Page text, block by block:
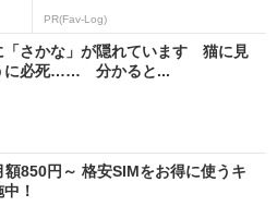
PR(Fav-Log)
「さかな」が隠れています 猫に見
に必死…… 分かると...
額850円～ 格安SIMをお得に使うキ
！